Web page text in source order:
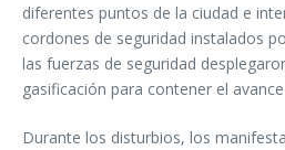
diferentes puntos de la ciudad e
cordones de seguridad instalados
las fuerzas de seguridad
gasificación para contener el
Durante los disturbios, los